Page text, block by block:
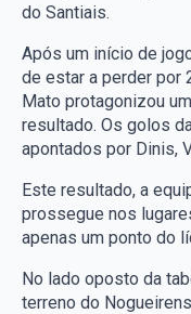
do Santiais.
Após um início de
de estar a perder por
Mato protagonizou
resultado. Os golos
apontados por Dinis,
Este resultado, a
prossegue nos
apenas um ponto do
No lado oposto da
terreno do